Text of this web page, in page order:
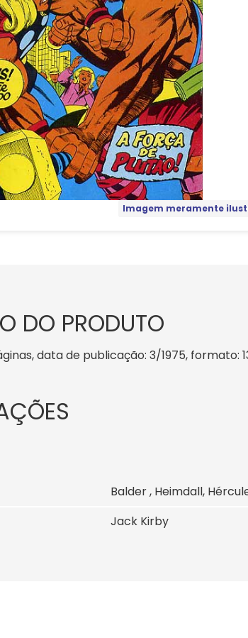
Imagem meramente
DO PRODUTO
data de publicação: 3/1975, formato:
Balder , Heimdall,
Jack Kirby